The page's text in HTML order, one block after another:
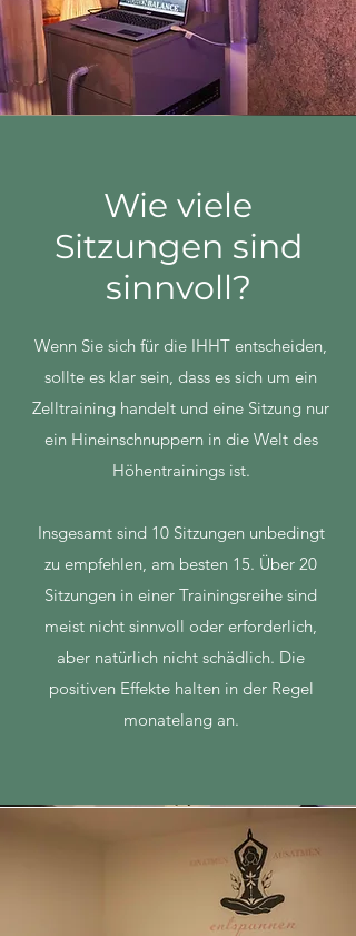
Wie viele
Sitzungen sind
sinnvoll?
Wenn Sie sich für die IHHT entscheiden,
sollte es klar sein, dass es sich um ein
Zelltraining handelt und eine Sitzung nur
ein Hineinschnuppern in die Welt des
Höhentrainings ist.
Insgesamt sind 10 Sitzungen unbedingt
zu empfehlen, am besten 15. Über 20
Sitzungen in einer Trainingsreihe sind
meist nicht sinnvoll oder erforderlich,
aber natürlich nicht schädlich. Die
positiven Effekte halten in der Regel
monatelang an.